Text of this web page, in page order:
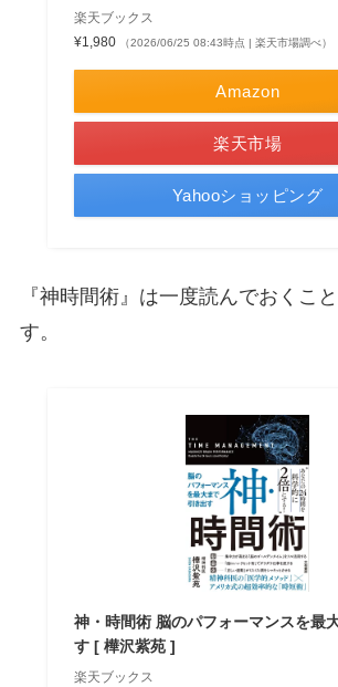
楽天ブックス
¥1,980
（2026/06/25 08:43時点 | 楽天市場調べ）
Amazon
楽天市場
Yahooショッピング
『神時間術』は一度読んでおくこ
す。
神・時間術 脳のパフォーマンスを最
す [ 樺沢紫苑 ]
楽天ブックス